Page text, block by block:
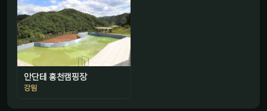
안단테 홍천캠핑장
강원